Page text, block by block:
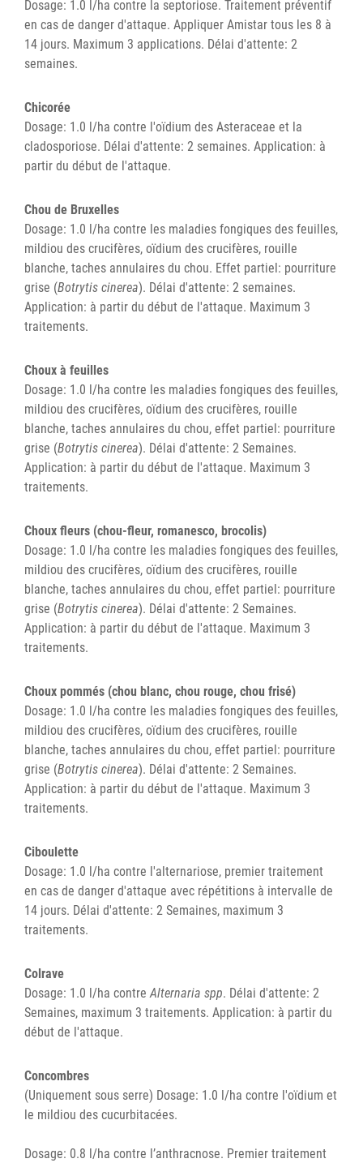
Dosage: 1.0 l/ha contre la septoriose. Traitement préventif
en cas de danger d'attaque. Appliquer Amistar tous les 8 à
14 jours. Maximum 3 applications. Délai d'attente: 2
semaines.
Chicorée
Dosage: 1.0 l/ha contre l'oïdium des Asteraceae et la
cladosporiose. Délai d'attente: 2 semaines. Application: à
partir du début de l'attaque.
Chou de Bruxelles
Dosage: 1.0 l/ha contre les maladies fongiques des feuilles,
mildiou des crucifères, oïdium des crucifères, rouille
blanche, taches annulaires du chou. Effet partiel: pourriture
grise (Botrytis cinerea). Délai d'attente: 2 semaines.
Application: à partir du début de l'attaque. Maximum 3
traitements.
Choux à feuilles
Dosage: 1.0 l/ha contre les maladies fongiques des feuilles,
mildiou des crucifères, oïdium des crucifères, rouille
blanche, taches annulaires du chou, effet partiel: pourriture
grise (Botrytis cinerea). Délai d'attente: 2 Semaines.
Application: à partir du début de l'attaque. Maximum 3
traitements.
Choux fleurs (chou-fleur, romanesco, brocolis)
Dosage: 1.0 l/ha contre les maladies fongiques des feuilles,
mildiou des crucifères, oïdium des crucifères, rouille
blanche, taches annulaires du chou, effet partiel: pourriture
grise (Botrytis cinerea). Délai d'attente: 2 Semaines.
Application: à partir du début de l'attaque. Maximum 3
traitements.
Choux pommés (chou blanc, chou rouge, chou frisé)
Dosage: 1.0 l/ha contre les maladies fongiques des feuilles,
mildiou des crucifères, oïdium des crucifères, rouille
blanche, taches annulaires du chou, effet partiel: pourriture
grise (Botrytis cinerea). Délai d'attente: 2 Semaines.
Application: à partir du début de l'attaque. Maximum 3
traitements.
Ciboulette
Dosage: 1.0 l/ha contre l'alternariose, premier traitement
en cas de danger d'attaque avec répétitions à intervalle de
14 jours. Délai d'attente: 2 Semaines, maximum 3
traitements.
Colrave
Dosage: 1.0 l/ha contreAlternaria spp. Délai d'attente: 2
Semaines, maximum 3 traitements. Application: à partir du
début de l'attaque.
Concombres
(Uniquement sous serre) Dosage: 1.0 l/ha contre l'oïdium et
le mildiou des cucurbitacées.
Dosage: 0.8 l/ha contre l’anthracnose. Premier traitement